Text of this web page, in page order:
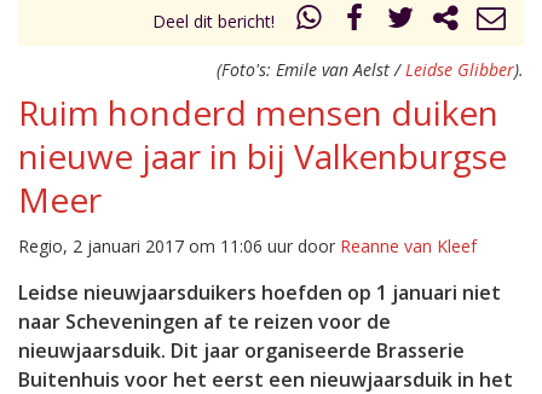
Deel dit bericht!
(Foto's: Emile van Aelst /Leidse Glibber).
Ruim honderd mensen duiken
nieuwe jaar in bij Valkenburgse
Meer
Regio, 2 januari 2017 om 11:06 uur door Reanne van Kleef
Leidse nieuwjaarsduikers hoefden op 1 januari niet
naar Scheveningen af te reizen voor de
nieuwjaarsduik. Dit jaar organiseerde Brasserie
Buitenhuis voor het eerst een nieuwjaarsduik in het